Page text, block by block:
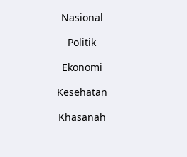
Nasional
Politik
Ekonomi
Kesehatan
Khasanah